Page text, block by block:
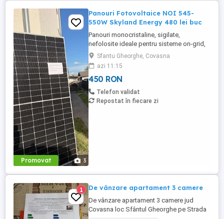
Promovat 3
Panouri Fotovoltaice NOI 545-
550W Skyland Energy 480 lei buc
Panouri monocristaline, sigilate,
nefolosite ideale pentru sisteme on-grid,
off-grid sau hibride (case, ferme, hale,
pompe de căldură). Putere: 545-550W |
Eficiență 21% | Tehnologie half-cell
Garanție producător: 10 ani produs 25 ani
performanță Compatibile cu Huawei,
Growatt, Deye, GoodWe, ...
Sfantu Gheorghe, Covasna
azi 11:15
450 RON
Telefon validat
Repostat în fiecare zi
1 De vânzare apartament 3 camere
De vânzare apartament 3 camere jud
Covasna loc Sfântul Gheorghe pe Strada